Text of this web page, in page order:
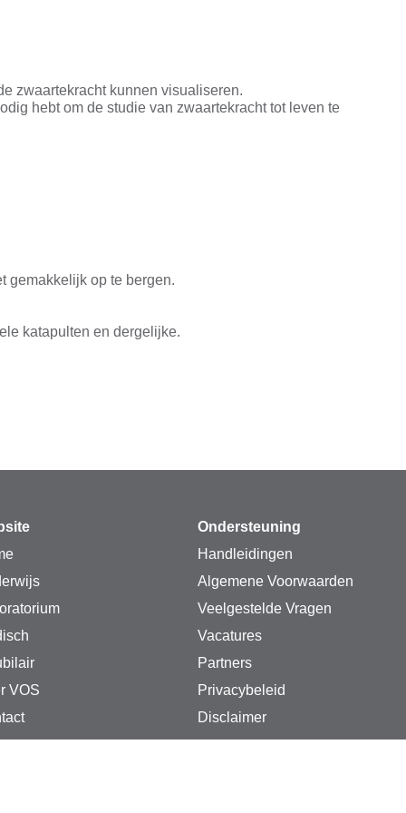
zwaartekracht kunnen visualiseren.
hebt om de studie van zwaartekracht tot leven te
gemakkelijk op te bergen.
katapulten en dergelijke.
VOS
Ondersteuning
Handleidingen
Algemene Voorwaarden
Veelgestelde Vragen
Vacatures
Partners
Privacybeleid
Disclaimer